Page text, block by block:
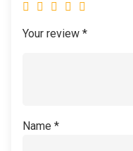
Your review *
Name *